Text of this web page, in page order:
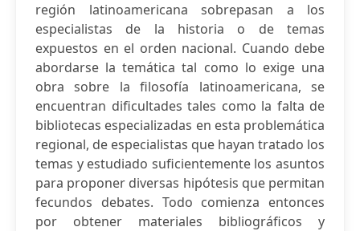
región latinoamericana sobrepasan a los
especialistas de la historia o de temas
expuestos en el orden nacional. Cuando debe
abordarse la temática tal como lo exige una
obra sobre la filosofía latinoamericana, se
encuentran dificultades tales como la falta de
bibliotecas especializadas en esta problemática
regional, de especialistas que hayan tratado los
temas y estudiado suficientemente los asuntos
para proponer diversas hipótesis que permitan
fecundos debates. Todo comienza entonces
por obtener materiales bibliográficos y